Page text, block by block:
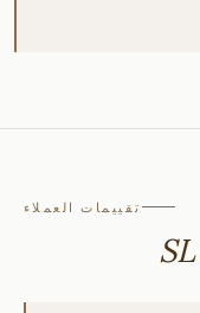
تقييمات العملاء